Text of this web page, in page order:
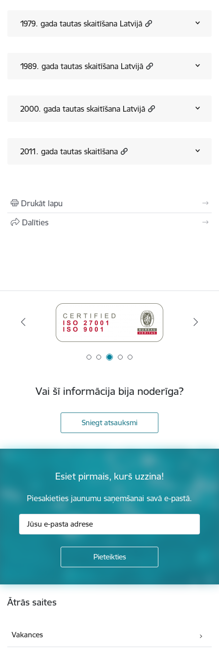
1979. gada tautas skaitīšana Latvijā
1989. gada tautas skaitīšana Latvijā
2000. gada tautas skaitīšana Latvijā
2011. gada tautas skaitīšana
Drukāt lapu
Dalīties
Vai šī informācija bija noderīga?
Sniegt atsauksmi
Esiet pirmais, kurš uzzina!
Piesakieties jaunumu saņemšanai savā e-pastā.
Kājene
Ātrās saites
Vakances